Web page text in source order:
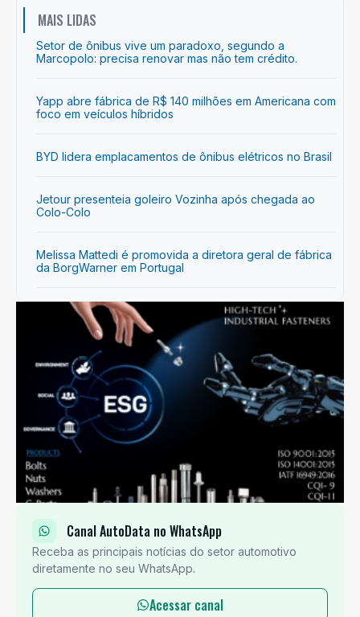
MAIS LIDAS
Setor de ônibus vive um paradoxo, segundo a
Marcopolo: precisa renovar mas não tem crédito.
Yapp abre fábrica de R$ 140 milhões em Americana com
foco em veículos híbridos
BYD lidera emplacamentos de ônibus elétricos no Brasil
Jetour presenteia goleiro Vozinha após chegada ao
Colo-Colo
Melissa Mattedi é promovida a diretora geral de fábrica
da BorgWarner em Portugal
Canal AutoData no WhatsApp
Receba as principais notícias do setor automotivo
diretamente no seu WhatsApp.
Acessar canal